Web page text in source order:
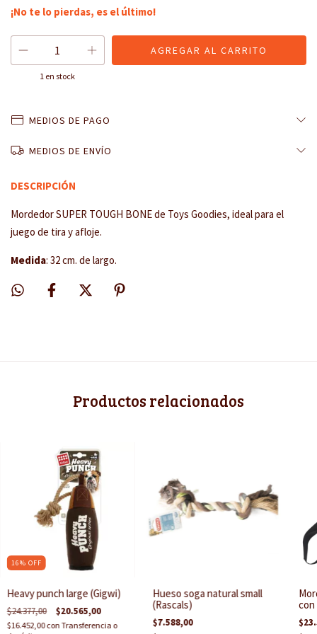
¡No te lo pierdas, es el último!
1 en stock
MEDIOS DE PAGO
MEDIOS DE ENVÍO
DESCRIPCIÓN
Mordedor SUPER TOUGH BONE de Toys Goodies, ideal para el
juego de tira y afloje.
Medida: 32 cm. de largo.
Productos relacionados
16% OFF
Heavy punch large (Gigwi)
$24.377,00 $20.565,00
$16.452,00conTransferencia o
Hueso soga natural small
(Rascals)
$7.588,00
con